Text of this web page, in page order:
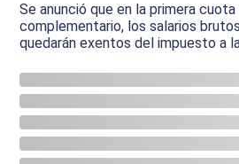
Se anunció que en la primera cuota
complementario, los salarios
quedarán exentos del impuesto a